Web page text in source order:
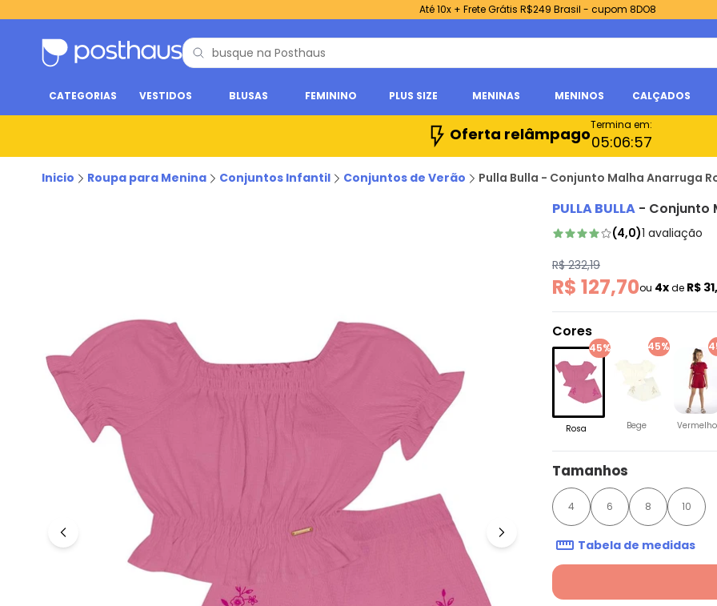
Até 10x + Frete Grátis R$249 Brasil - cupom 8DO8
CATEGORIAS VESTIDOS BLUSAS FEMININO PLUS SIZE MENINAS MENINOS CALÇADOS
Oferta relâmpagoTermina em:
05:06:56
Inicio Roupa para Menina Conjuntos Infantil Conjuntos de Verão Pulla Bulla - Conjunto Malha Anarruga
PULLA BULLA - Conjunto
(4,0)1 avaliação
R$ 232,19
R$ 127,70ou 4xde R$
Cores
45%
Rosa
45%
Bege Vermelho
Tamanhos
4 6 8 10
Tabela de medidas